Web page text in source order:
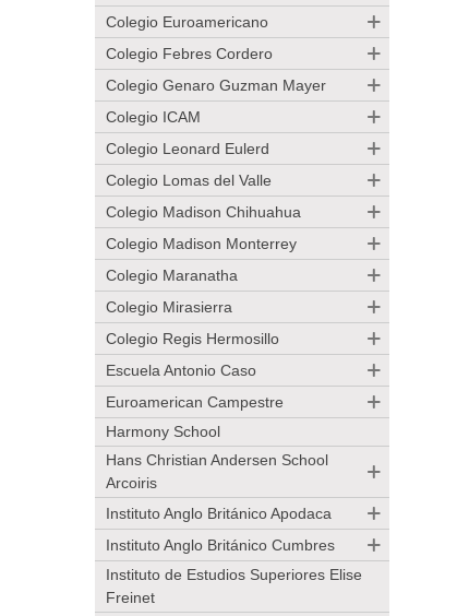
Colegio Euroamericano
Colegio Febres Cordero
Colegio Genaro Guzman Mayer
Colegio ICAM
Colegio Leonard Eulerd
Colegio Lomas del Valle
Colegio Madison Chihuahua
Colegio Madison Monterrey
Colegio Maranatha
Colegio Mirasierra
Colegio Regis Hermosillo
Escuela Antonio Caso
Euroamerican Campestre
Harmony School
Hans Christian Andersen School
Arcoiris
Instituto Anglo Británico Apodaca
Instituto Anglo Británico Cumbres
Instituto de Estudios Superiores Elise
Freinet